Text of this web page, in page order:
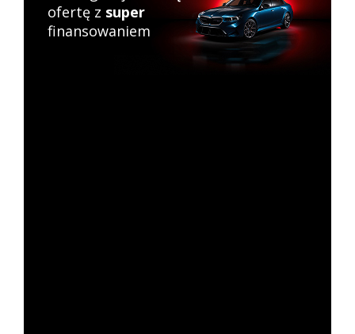
ofertę z super
finansowaniem